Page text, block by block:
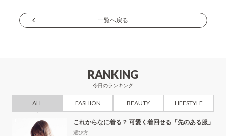
ナ
ョ
ン
一覧へ戻る
RANKING
今日のランキング
ALL FASHION BEAUTY LIFESTYLE
これからなに着る？ 可愛く着回せる「先のある服」
選び方